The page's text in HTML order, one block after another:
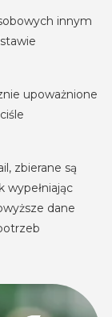
innym
upoważnione
zbierane są
wypełniając
dane